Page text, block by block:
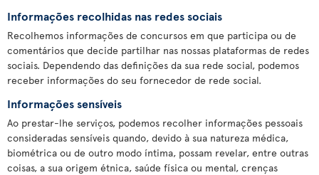
Informações recolhidas nas redes sociais
Recolhemos informações de concursos em que participa ou de
comentários que decide partilhar nas nossas plataformas de redes
sociais. Dependendo das definições da sua rede social, podemos
receber informações do seu fornecedor de rede social.
Informações sensíveis
Ao prestar-lhe serviços, podemos recolher informações pessoais
consideradas sensíveis quando, devido à sua natureza médica,
biométrica ou de outro modo íntima, possam revelar, entre outras
coisas, a sua origem étnica, saúde física ou mental, crenças